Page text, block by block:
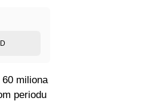
miliona
periodu